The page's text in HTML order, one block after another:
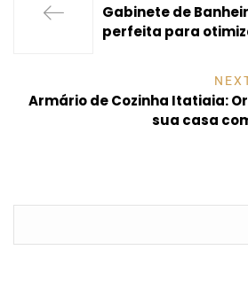
Gabinete de
perfeita para
Armário de Cozinha Itatiaia:
sua casa